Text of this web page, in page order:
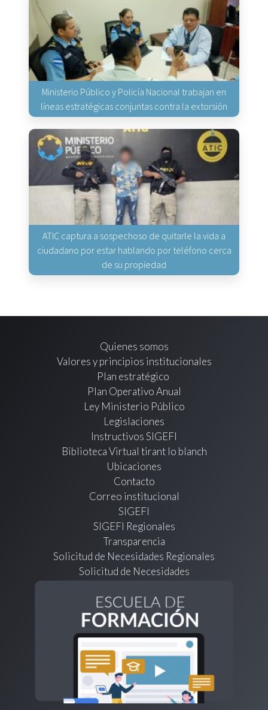
Ministerio Público y Policía Nacional trabajan en
líneas estratégicas conjuntas contra la extorsión
ATIC captura a sospechoso de quitarle la vida a
ciudadano por estar hablando por teléfono cerca
de su propiedad
Quienes somos
Valores y principios institucionales
Plan estratégico
Plan Operativo Anual
Ley Ministerio Público
Legislaciones
Instructivos SIGEFI
Biblioteca Virtual tirant lo blanch
Ubicaciones
Contacto
Correo institucional
SIGEFI
SIGEFI Regionales
Transparencia
Solicitud de Necesidades Regionales
Solicitud de Necesidades